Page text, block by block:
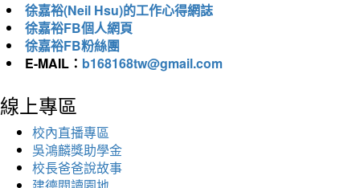
徐嘉裕(Neil Hsu)的工作心得網誌
徐嘉裕FB個人網頁
徐嘉裕FB粉絲團
E-MAIL： b168168tw@gmail.com
線上專區
校內直播專區
吳鴻麟獎助學金
校長爸爸說故事